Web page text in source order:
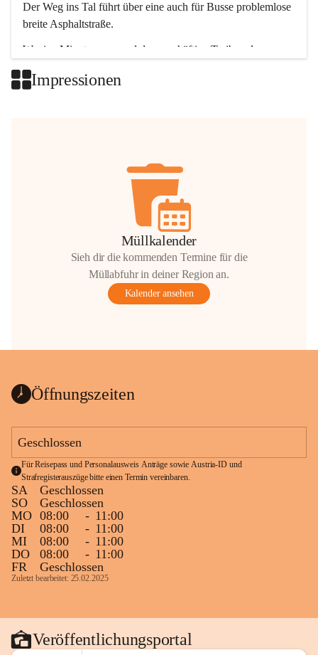
Der Weg ins Tal führt über eine auch für Busse problemlose
breite Asphaltstraße.
Wenige Minuten nur, und das geschäftige Treiben der
Impressionen
Müllkalender
Sieh dir die kommenden Termine für die
Müllabfuhr in deiner Region an.
Kalender ansehen
Öffnungszeiten
Geschlossen
Für Reisepass und Personalausweis Anträge sowie Austria-ID und
Strafregisterauszüge bitte einen Termin vereinbaren.
SA
Geschlossen
SO
Geschlossen
MO 08:00 - 11:00
DI
08:00 - 11:00
MI
08:00 - 11:00
DO
08:00 - 11:00
FR
Geschlossen
Zuletzt bearbeitet: 25.02.2025
Veröffentlichungsportal